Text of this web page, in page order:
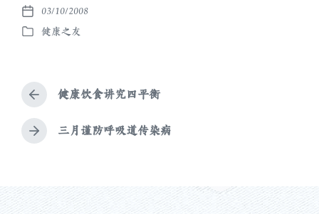
发
布
03/10/2008
发
健康之友
上
篇
文
章
健康饮食讲究四平衡
下
：
三月谨防呼吸道传染病